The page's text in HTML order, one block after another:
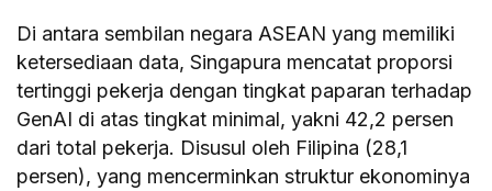
Di antara sembilan negara ASEAN yang memiliki
ketersediaan data, Singapura mencatat proporsi
tertinggi pekerja dengan tingkat paparan terhadap
GenAI di atas tingkat minimal, yakni 42,2 persen
dari total pekerja. Disusul oleh Filipina (28,1
persen), yang mencerminkan struktur ekonominya